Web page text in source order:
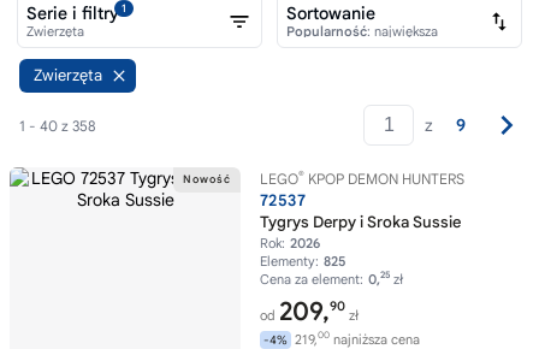
Zwierzęta
1 - 40 z 358 z 9
LEGO® KPOP DEMON HUNTERS
72537
Tygrys Derpy i Sroka Sussie
Rok: 2026
Elementy: 825
Cena za element: 0,25 zł
od 209,90
zł
-4% 219,00 najniższa cena
Serie i filtry1
Zwierzęta
Sortowanie
Popularność: największa